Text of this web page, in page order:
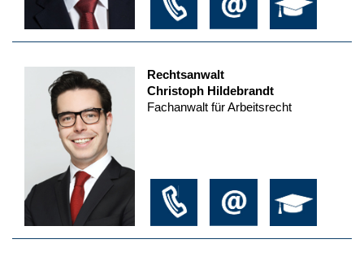
Rechtsanwalt
Christoph Hildebrandt
Fachanwalt für Arbeitsrecht